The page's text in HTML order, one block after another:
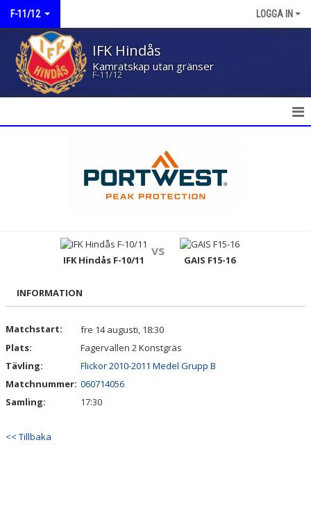
F-11/12 LOGGA IN
IFK Hindås
Kamratskap utan gränser
F-11/12
BILDGALLERI
KONTAKT
GÄSTBOK
IFK Hindås F-10/11
vs
GAIS F15-16
INFORMATION
Matchstart:
fre 14 augusti, 18:30
Plats:
Fagervallen 2 Konstgräs
Tävling:
Flickor 2010-2011 Medel Grupp B
Matchnummer: 060714056
Samling:
17:30
<< Tillbaka